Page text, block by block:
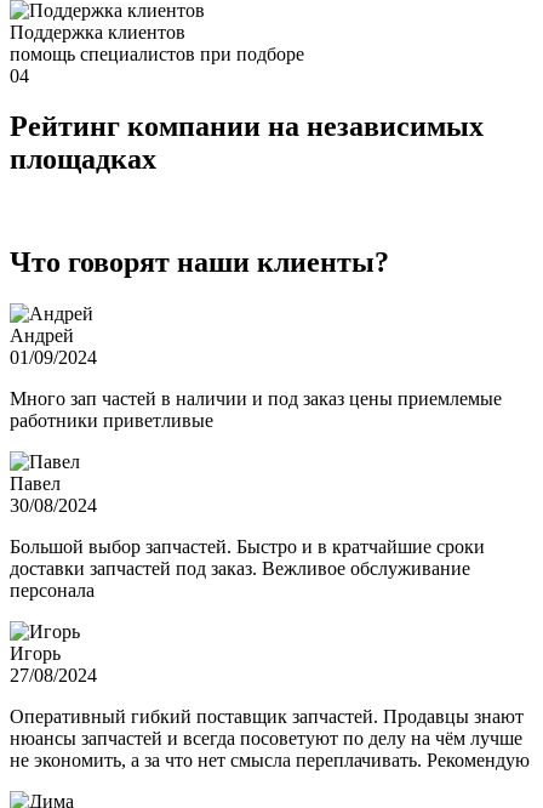
Поддержка клиентов
помощь специалистов при подборе
04
Рейтинг компании на независимых
площадках
Что говорят наши клиенты?
Андрей
01/09/2024
Много зап частей в наличии и под заказ цены приемлемые
работники приветливые
Павел
30/08/2024
Большой выбор запчастей. Быстро и в кратчайшие сроки
доставки запчастей под заказ. Вежливое обслуживание
персонала
Игорь
27/08/2024
Оперативный гибкий поставщик запчастей. Продавцы знают
нюансы запчастей и всегда посоветуют по делу на чём лучше
не экономить, а за что нет смысла переплачивать. Рекомендую